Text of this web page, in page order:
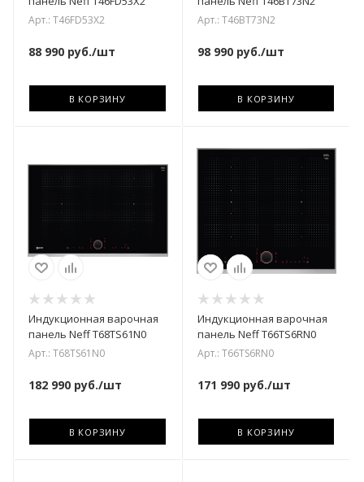
Арт.: T46FD53X2
88 990 руб./шт
В КОРЗИНУ
Арт.: T46BT73N2
98 990руб./шт
В КОРЗИНУ
Индукционная варочная
панель Neff T68TS61N0
Арт.: T68TS61N0
182 990 руб./шт
В КОРЗИНУ
Индукционная варочная
панель Neff T66TS6RN0
Арт.: T66TS6RN0
171 990руб./шт
В КОРЗИНУ